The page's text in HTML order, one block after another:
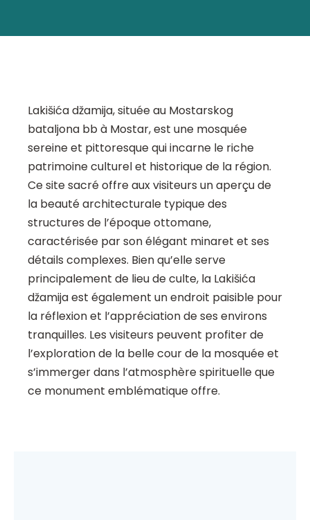
Lakišića džamija, située au Mostarskog
bataljona bb à Mostar, est une mosquée
sereine et pittoresque qui incarne le riche
patrimoine culturel et historique de la région.
Ce site sacré offre aux visiteurs un aperçu de
la beauté architecturale typique des
structures de l’époque ottomane,
caractérisée par son élégant minaret et ses
détails complexes. Bien qu’elle serve
principalement de lieu de culte, la Lakišića
džamija est également un endroit paisible pour
la réflexion et l’appréciation de ses environs
tranquilles. Les visiteurs peuvent profiter de
l’exploration de la belle cour de la mosquée et
s’immerger dans l’atmosphère spirituelle que
ce monument emblématique offre.